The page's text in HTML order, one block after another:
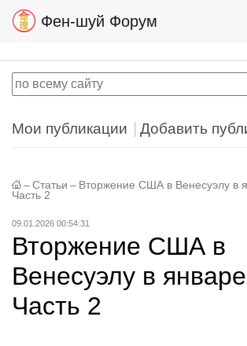
Фен-шуй Форум
Мои публикации Добавить
– Статьи – Вторжение США в Венесуэлу в
Часть 2
09.01.2026 00:54:31
Вторжение США в
Венесуэлу в
Часть 2